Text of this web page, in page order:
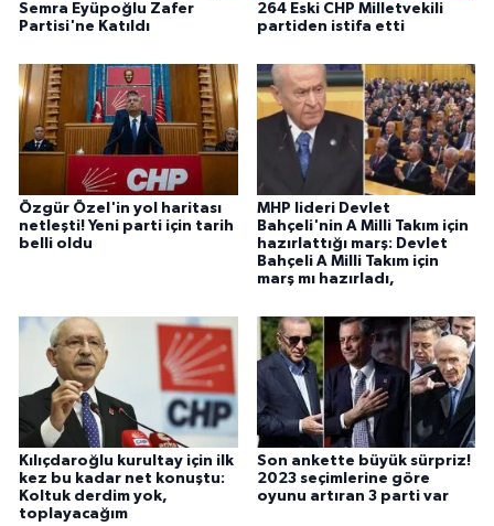
Semra Eyüpoğlu Zafer
Partisi'ne Katıldı
264 Eski CHP Milletvekili
partiden istifa etti
Özgür Özel'in yol haritası
netleşti! Yeni parti için tarih
belli oldu
MHP lideri Devlet
Bahçeli'nin A Milli Takım için
hazırlattığı marş: Devlet
Bahçeli A Milli Takım için
marş mı hazırladı,
Kılıçdaroğlu kurultay için ilk
kez bu kadar net konuştu:
Koltuk derdim yok,
toplayacağım
Son ankette büyük sürpriz!
2023 seçimlerine göre
oyunu artıran 3 parti var